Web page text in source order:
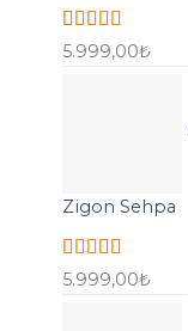
5 üzerinden
oy aldı
5.999,00₺
Zigon Sehpa
5 üzerinden
oy aldı
5.999,00₺